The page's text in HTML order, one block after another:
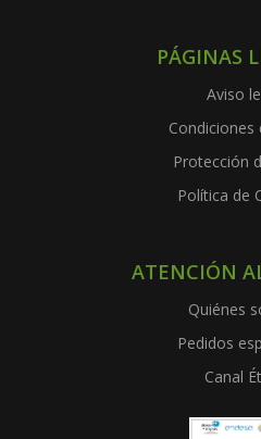
PÁGINAS
Aviso
Condiciones
Protección
Política de
ATENCIÓN
Quiénes
Pedidos
Canal